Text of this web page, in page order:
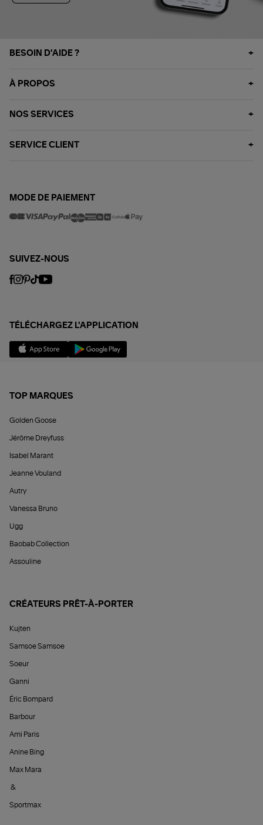
BESOIN D'AIDE ?
À PROPOS
NOS SERVICES
SERVICE CLIENT
MODE DE PAIEMENT
SUIVEZ-NOUS
TÉLÉCHARGEZ L'APPLICATION
TOP MARQUES
Golden Goose
Jérôme Dreyfuss
Isabel Marant
Jeanne Vouland
Autry
Vanessa Bruno
Ugg
Baobab Collection
Assouline
CRÉATEURS PRÊT-À-PORTER
Kujten
Samsoe Samsoe
Soeur
Ganni
Éric Bompard
Barbour
Ami Paris
Anine Bing
Max Mara
&
Sportmax